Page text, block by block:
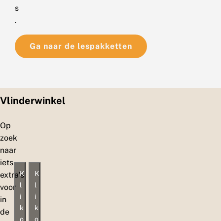
s
.
Ga naar de lespakketten
Vlinderwinkel
Op
zoek
naar
iets
extra’s
voor
in
de
K
l
i
k
o
K
l
i
k
o